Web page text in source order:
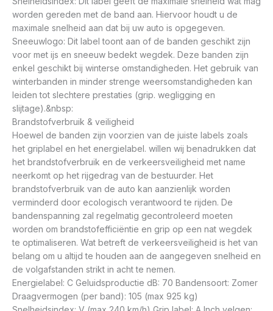
worden gereden met de band aan. Hiervoor houdt u de
maximale snelheid aan dat bij uw auto is opgegeven.
Sneeuwlogo: Dit label toont aan of de banden geschikt zijn
voor met ijs en sneeuw bedekt wegdek. Deze banden zijn
enkel geschikt bij winterse omstandigheden. Het gebruik van
winterbanden in minder strenge weersomstandigheden kan
leiden tot slechtere prestaties (grip. wegligging en
slijtage).&nbsp:
Brandstofverbruik & veiligheid
Hoewel de banden zijn voorzien van de juiste labels zoals
het griplabel en het energielabel. willen wij benadrukken dat
het brandstofverbruik en de verkeersveiligheid met name
neerkomt op het rijgedrag van de bestuurder. Het
brandstofverbruik van de auto kan aanzienlijk worden
verminderd door ecologisch verantwoord te rijden. De
bandenspanning zal regelmatig gecontroleerd moeten
worden om brandstofefficiëntie en grip op een nat wegdek
te optimaliseren. Wat betreft de verkeersveiligheid is het van
belang om u altijd te houden aan de aangegeven snelheid en
de volgafstanden strikt in acht te nemen.
Energielabel: C Geluidsproductie dB: 70 Bandensoort: Zomer
Draagvermogen (per band): 105 (max 925 kg)